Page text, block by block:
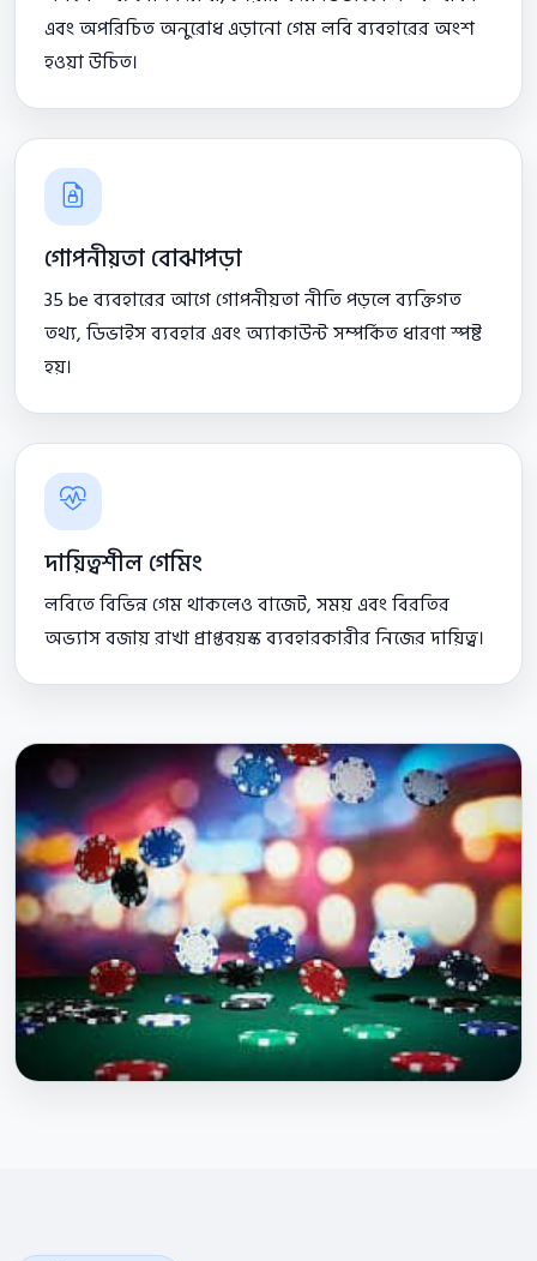
এবং অপরিচিত অনুরোধ এড়ানো গেম লবি ব্যবহারের অংশ
হওয়া উচিত।
গোপনীয়তা বোঝাপড়া
35 be ব্যবহারের আগে গোপনীয়তা নীতি পড়লে ব্যক্তিগত
তথ্য, ডিভাইস ব্যবহার এবং অ্যাকাউন্ট সম্পর্কিত ধারণা স্পষ্ট
হয়।
দায়িত্বশীল গেমিং
লবিতে বিভিন্ন গেম থাকলেও বাজেট, সময় এবং বিরতির
অভ্যাস বজায় রাখা প্রাপ্তবয়স্ক ব্যবহারকারীর নিজের দায়িত্ব।